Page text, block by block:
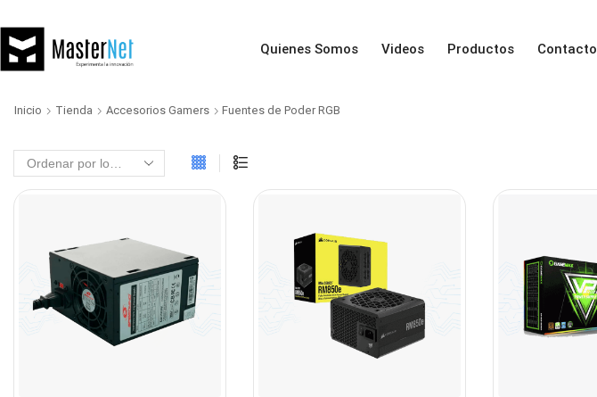
Quienes Somos Videos Productos Contacto
Inicio Tienda Accesorios Gamers Fuentes de Poder RGB